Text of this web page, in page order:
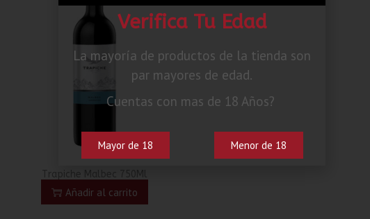
Añadir al carrito
Verifica Tu Edad
La mayoría de productos de la tienda son
par mayores de edad.
Cuentas con mas de 18 Años?
Mayor de 18 Menor de 18